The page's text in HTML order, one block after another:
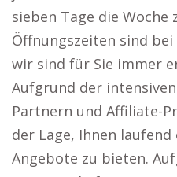
sieben Tage die Woche
Öffnungszeiten sind
wir sind für Sie immer
Aufgrund der
Partnern und Affiliate-
der Lage, Ihnen
Angebote zu bieten.